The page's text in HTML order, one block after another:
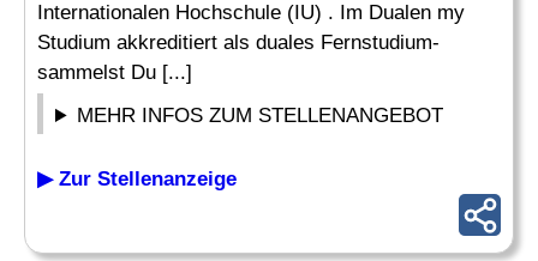
Internationalen Hochschule (IU) . Im Dualen my
Studium akkreditiert als duales Fernstudium-
sammelst Du [...]
MEHR INFOS ZUM STELLENANGEBOT
▶ Zur Stellenanzeige